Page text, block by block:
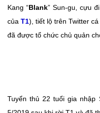
Kang “Blank” Sun-gu, cựu
của T1), tiết lộ trên Twitter
đã được tổ chức chủ quản
Tuyển thủ 22 tuổi gia nhập